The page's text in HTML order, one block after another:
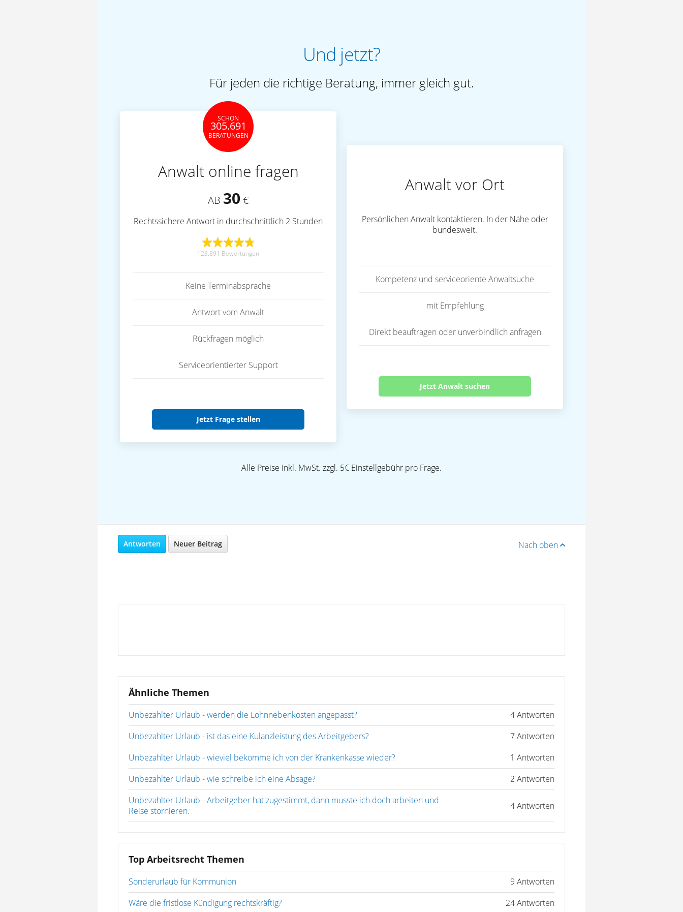
Und jetzt?
Für jeden die richtige Beratung, immer gleich gut.
SCHON
305.691
BERATUNGEN
Anwalt online fragen
AB 30 €
Rechtssichere Antwort in durchschnittlich 2 Stunden
123.891 Bewertungen
Keine Terminabsprache
Antwort vom Anwalt
Rückfragen möglich
Serviceorientierter Support
Jetzt Frage stellen
Anwalt vor Ort
Persönlichen Anwalt kontaktieren. In der Nähe oder
bundesweit.
Kompetenz und serviceoriente Anwaltsuche
mit Empfehlung
Direkt beauftragen oder unverbindlich anfragen
Jetzt Anwalt suchen
Alle Preise inkl. MwSt. zzgl. 5€ Einstellgebühr pro Frage.
Nach oben
Antworten Neuer Beitrag
Ähnliche Themen
Unbezahlter Urlaub - werden die Lohnnebenkosten angepasst?
4 Antworten
Unbezahlter Urlaub - ist das eine Kulanzleistung des Arbeitgebers?
7 Antworten
Unbezahlter Urlaub - wieviel bekomme ich von der Krankenkasse wieder?
1 Antworten
Unbezahlter Urlaub - wie schreibe ich eine Absage?
2 Antworten
Unbezahlter Urlaub - Arbeitgeber hat zugestimmt, dann musste ich doch arbeiten und
Reise stornieren.
4 Antworten
Top Arbeitsrecht Themen
Sonderurlaub für Kommunion
9 Antworten
Wäre die fristlose Kündigung rechtskräftig?
24 Antworten